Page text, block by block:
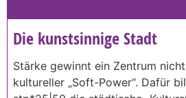
Die kunstsinnige Stadt
Stärke gewinnt ein Zentrum
kultureller „Soft-Power“. Dafür